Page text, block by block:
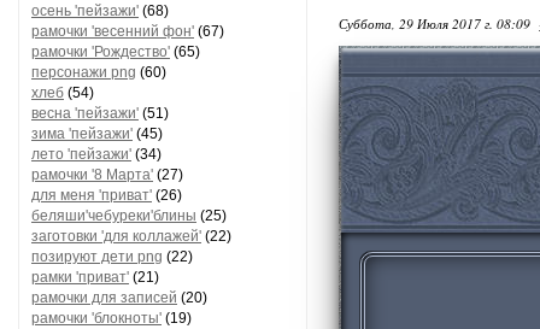
осень 'пейзажи' (68)
рамочки 'весенний фон' (67)
рамочки 'Рождество' (65)
персонажи png (60)
хлеб (54)
весна 'пейзажи' (51)
зима 'пейзажи' (45)
лето 'пейзажи' (34)
рамочки '8 Марта' (27)
для меня 'приват' (26)
беляши'чебуреки'блины (25)
заготовки 'для коллажей' (22)
позируют дети png (22)
рамки 'приват' (21)
рамочки для записей (20)
рамочки 'блокноты' (19)
Суббота, 29 Июля 2017 г. 08:09